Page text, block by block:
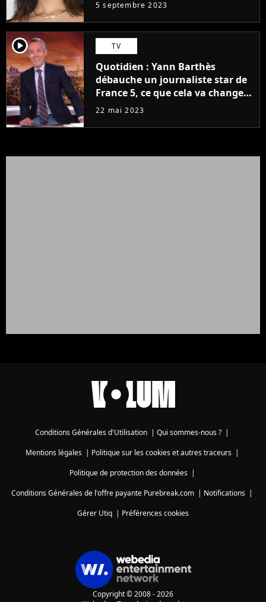
5 septembre 2023
player2 TV
Quotidien : Yann Barthès
débauche un journaliste star de
France 5, ce que cela va changer
à la rentrée
22 mai 2023
Conditions Générales d'Utilisation | Qui sommes-nous ? |
Mentions légales| Politique sur les cookies et autres traceurs|
Politique de protection des données|
Conditions Générales de l'offre payante Purebreak.com | Notifications |
Gérer Utiq | Préférences cookies
Copyright © 2008 - 2026